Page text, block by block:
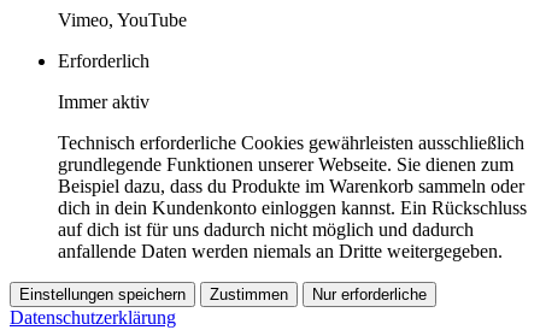
Vimeo, YouTube
Erforderlich
Immer aktiv
Technisch erforderliche Cookies gewährleisten ausschließlich
grundlegende Funktionen unserer Webseite. Sie dienen zum
Beispiel dazu, dass du Produkte im Warenkorb sammeln oder
dich in dein Kundenkonto einloggen kannst. Ein Rückschluss
auf dich ist für uns dadurch nicht möglich und dadurch
anfallende Daten werden niemals an Dritte weitergegeben.
Einstellungen speichern Zustimmen Nur erforderliche
Datenschutzerklärung